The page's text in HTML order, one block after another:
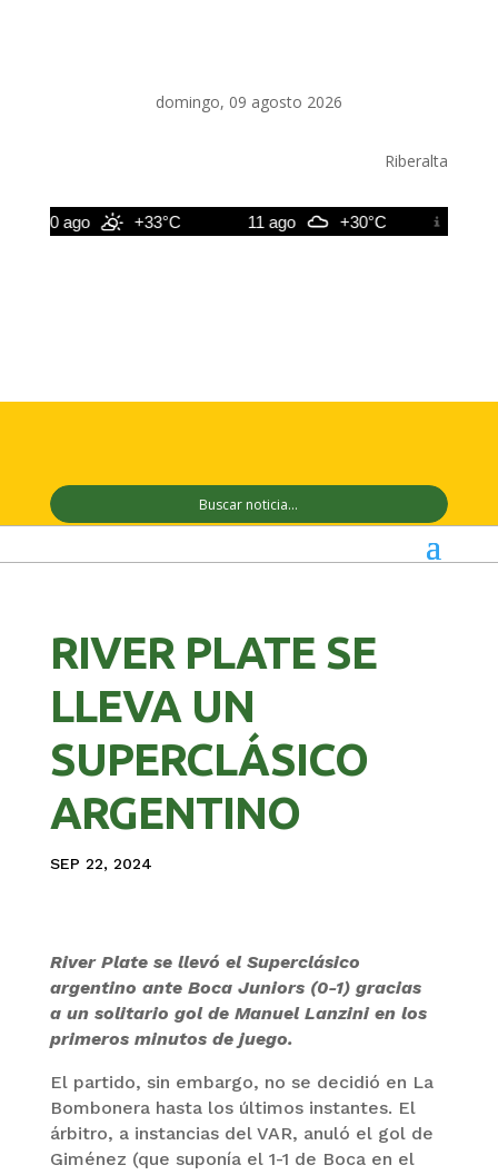
domingo, 09 agosto 2026
Riberalta
10 ago +33°C 11 ago +30°C 12 ago
RIVER PLATE SE
LLEVA UN
SUPERCLÁSICO
ARGENTINO
SEP 22, 2024
River Plate se llevó el Superclásico
argentino ante Boca Juniors (0-1) gracias
a un solitario gol de Manuel Lanzini en los
primeros minutos de juego.
El partido, sin embargo, no se decidió en La
Bombonera hasta los últimos instantes. El
árbitro, a instancias del VAR, anuló el gol de
Giménez (que suponía el 1-1 de Boca en el